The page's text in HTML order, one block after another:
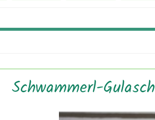
Schwammerl-Gulasch